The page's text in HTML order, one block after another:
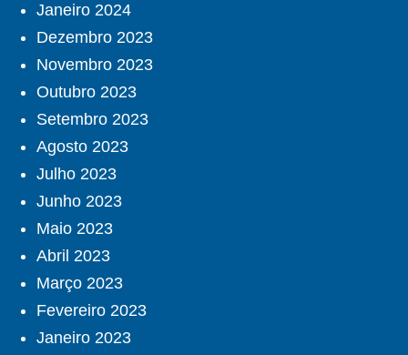
Janeiro 2024
Dezembro 2023
Novembro 2023
Outubro 2023
Setembro 2023
Agosto 2023
Julho 2023
Junho 2023
Maio 2023
Abril 2023
Março 2023
Fevereiro 2023
Janeiro 2023